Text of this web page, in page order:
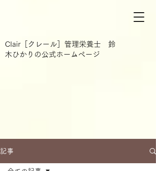
Clair［クレール］管理栄養士 鈴
木ひかりの公式ホームページ
記事